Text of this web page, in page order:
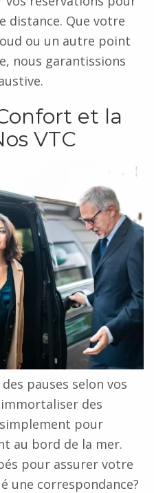
distance. Que votre
ou un autre point
nous garantissions
et la
VTC
pauses selon vos
des
pour
au bord de la mer.
pour assurer votre
une correspondance?